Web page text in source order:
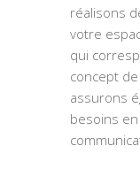
réalisons
votre
qui
concept
assurons
besoins